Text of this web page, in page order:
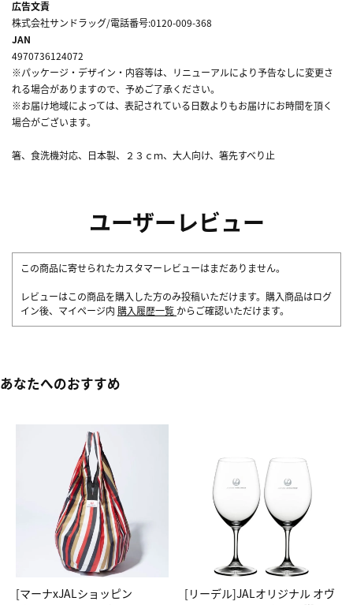
広告文責
株式会社サンドラッグ/電話番号:0120-009-368
JAN
4970736124072
※パッケージ・デザイン・内容等は、リニューアルにより予告なしに変更さ
れる場合がありますので、予めご了承ください。
※お届け地域によっては、表記されている日数よりもお届けにお時間を頂く
場合がございます。
箸、食洗機対応、日本製、２３ｃｍ、大人向け、箸先すべり止
ユーザーレビュー
この商品に寄せられたカスタマーレビューはまだありません。
レビューはこの商品を購入した方のみ投稿いただけます。購入商品はログ
イン後、マイページ内 購入履歴一覧 からご確認いただけます。
あなたへのおすすめ
[マーナxJALショッピン
[リーデル]JALオリジナル オヴ